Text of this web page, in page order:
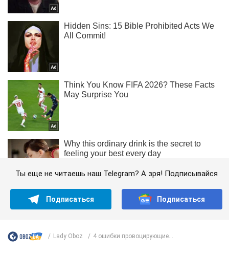
Ты еще не читаешь наш Telegram? А зря! Подписывайся